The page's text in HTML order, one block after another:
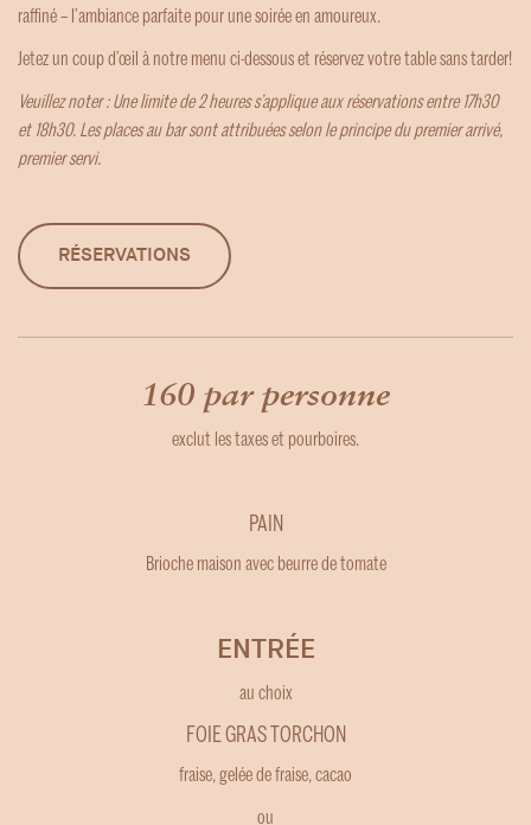
raffiné – l’ambiance parfaite pour une soirée en amoureux.
Jetez un coup d’œil à notre menu ci-dessous et réservez votre table sans tarder!
Veuillez noter : Une limite de 2 heures s’applique aux réservations entre 17h30
et 18h30. Les places au bar sont attribuées selon le principe du premier arrivé,
premier servi.
RÉSERVATIONS
160 par personne
exclut les taxes et pourboires.
PAIN
Brioche maison avec beurre de tomate
ENTRÉE
au choix
FOIE GRAS TORCHON
fraise, gelée de fraise, cacao
ou